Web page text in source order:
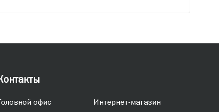
офис
Интернет-магазин